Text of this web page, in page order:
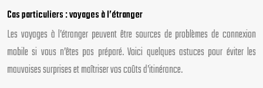
Cas particuliers : voyages à l’étranger
Les voyages à l’étranger peuvent être sources de problèmes de connexion
mobile si vous n’êtes pas préparé. Voici quelques astuces pour éviter les
mauvaises surprises et maîtriser vos coûts d’itinérance.